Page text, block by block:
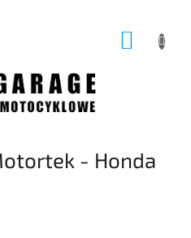
- Honda